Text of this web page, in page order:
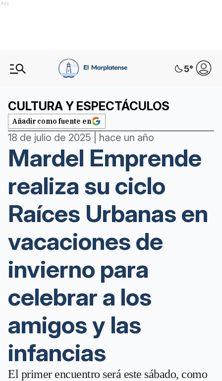
Ads
5°
CULTURA Y ESPECTÁCULOS
Añadir como fuente en
18 de julio de 2025 | hace un año
Mardel Emprende
realiza su ciclo
Raíces Urbanas en
vacaciones de
invierno para
celebrar a los
amigos y las
infancias
El primer encuentro será este sábado, como